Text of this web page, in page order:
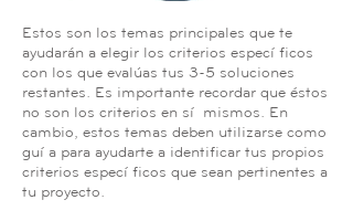
Estos son los temas principales que te
ayudarán a elegir los criterios específicos
con los que evalúas tus 3-5 soluciones
restantes. Es importante recordar que éstos
no son los criterios en sí mismos. En
cambio, estos temas deben utilizarse como
guía para ayudarte a identificar tus propios
criterios específicos que sean pertinentes a
tu proyecto.